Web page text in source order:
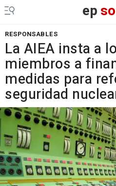
ep
RESPONSABLES
La AIEA insta a
miembros a
medidas para
seguridad